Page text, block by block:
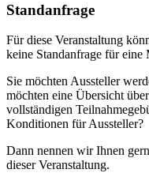
Standanfrage
Für diese Veranstaltung
keine Standanfrage für eine
Sie möchten Aussteller
möchten eine Übersicht
vollständigen
Konditionen für Aussteller?
Dann nennen wir Ihnen
dieser Veranstaltung.